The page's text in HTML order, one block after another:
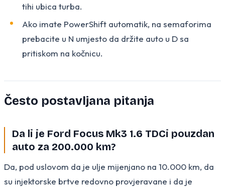
tihi ubica turba.
Ako imate PowerShift automatik, na semaforima
prebacite u N umjesto da držite auto u D sa
pritiskom na kočnicu.
Često postavljana pitanja
Da li je Ford Focus Mk3 1.6 TDCi pouzdan
auto za 200.000 km?
Da, pod uslovom da je ulje mijenjano na 10.000 km, da
su injektorske brtve redovno provjeravane i da je